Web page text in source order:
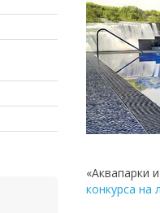
«Аквапарки
конкурса на